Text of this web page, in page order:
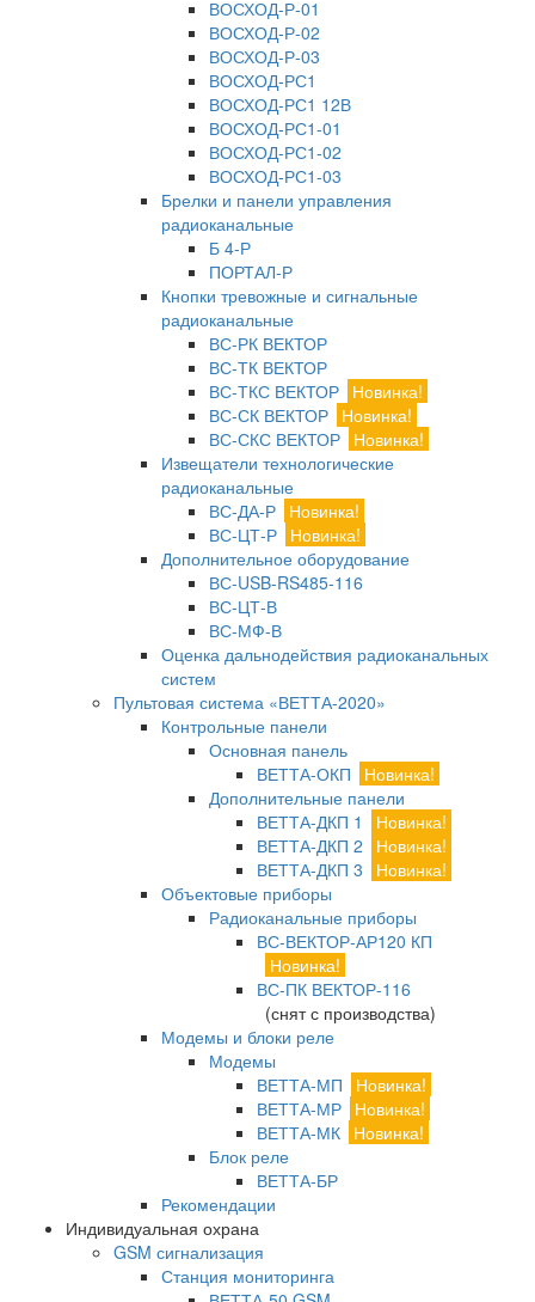
ВОСХОД-Р-01
ВОСХОД-Р-02
ВОСХОД-Р-03
ВОСХОД-РС1
ВОСХОД-РС1 12В
ВОСХОД-РС1-01
ВОСХОД-РС1-02
ВОСХОД-РС1-03
Брелки и панели управления
радиоканальные
Б 4-Р
ПОРТАЛ-Р
Кнопки тревожные и сигнальные
радиоканальные
ВС-РК ВЕКТОР
ВС-ТК ВЕКТОР
ВС-ТКС ВЕКТОР Новинка!
ВС-СК ВЕКТОР Новинка!
ВС-СКС ВЕКТОР Новинка!
Извещатели технологические
радиоканальные
ВС-ДА-Р Новинка!
ВС-ЦТ-Р Новинка!
Дополнительное оборудование
ВС-USB-RS485-116
ВС-ЦТ-В
ВС-МФ-В
Оценка дальнодействия радиоканальных
систем
Пультовая система «ВЕТТА-2020»
Контрольные панели
Основная панель
ВЕТТА-ОКП
Новинка!
Дополнительные панели
ВЕТТА-ДКП 1
Новинка!
ВЕТТА-ДКП 2
Новинка!
ВЕТТА-ДКП 3
Новинка!
Объектовые приборы
Радиоканальные приборы
ВС-ВЕКТОР-АР120 КП
Новинка!
ВС-ПК ВЕКТОР-116
(снят с производства)
Модемы и блоки реле
Модемы
ВЕТТА-МП
Новинка!
ВЕТТА-МР Новинка!
ВЕТТА-МК Новинка!
Блок реле
ВЕТТА-БР
Рекомендации
Индивидуальная охрана
GSM сигнализация
Станция мониторинга